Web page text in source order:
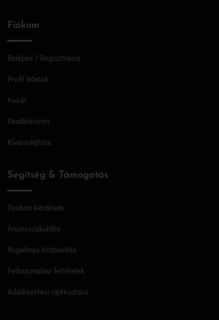
Fiókom
Belépés / Regisztráció
Profil adatok
Kosár
Rendeléseim
Kívánságlista
Segítség & Támogatás
Gyakori kérdések
Áruvisszaküldés
Rugalmas kézbesítés
Felhasználási feltételek
Adatkezelési tájékoztató